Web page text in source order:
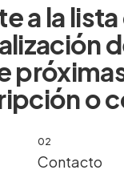
a la lista
o
02
Contacto